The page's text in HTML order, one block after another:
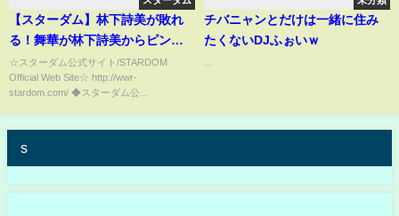
【スターダム】林下詩美が敗れ
る！舞華が林下詩美からピンフ
ォール勝利！『私は今日、この
地で変わったんだよ。それだ
け。サヨナラ。』-5.4福岡大会-
☆スターダム公式サイト/STARDOM
Official Web Site☆ http://wwr-
stardom.com/ ◆スターダム公...
チバニャンとだけは一緒に住み
たくないDJふぉいｗ
s